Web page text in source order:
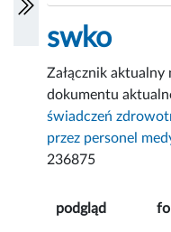
swko
Załącznik
dokumentu
świadczeń
przez personel
236875
podgląd